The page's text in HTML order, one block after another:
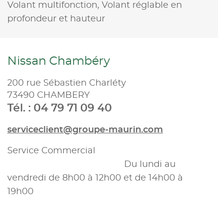
Volant multifonction, Volant réglable en
profondeur et hauteur
Nissan Chambéry
200 rue Sébastien Charléty
73490 CHAMBERY
Tél. : 04 79 71 09 40
serviceclient@groupe-maurin.com
Service Commercial
Du lundi au
vendredi de 8h00 à 12h00 et de 14h00 à
19h00